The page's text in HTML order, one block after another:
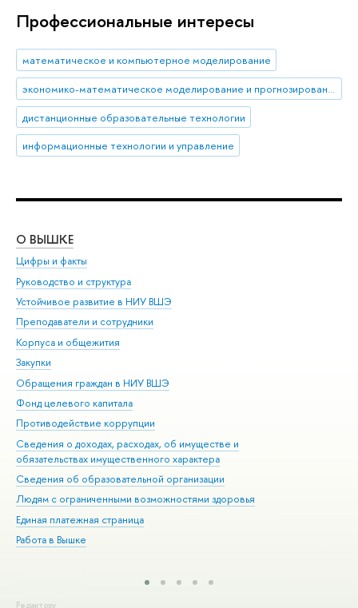
Профессиональные интересы
математическое и компьютерное моделирование
экономико-математическое моделирование и прогнозирование
дистанционные образовательные технологии
информационные технологии и управление
О ВЫШКЕ
Цифры и факты
Руководство и структура
Устойчивое развитие в НИУ ВШЭ
Преподаватели и сотрудники
Корпуса и общежития
Закупки
Обращения граждан в НИУ ВШЭ
Фонд целевого капитала
Противодействие коррупции
Сведения о доходах, расходах, об имуществе и
обязательствах имущественного характера
Сведения об образовательной организации
Людям с ограниченными возможностями здоровья
Единая платежная страница
Работа в Вышке
Редактору